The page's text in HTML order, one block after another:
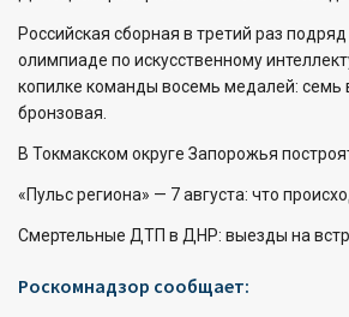
Российская сборная в третий раз
олимпиаде по искусственному
копилке команды восемь медалей:
бронзовая.
В Токмакском округе Запорожья
«Пульс региона» — 7 августа: что
Смертельные ДТП в ДНР: выезды на
Роскомнадзор сообщает: